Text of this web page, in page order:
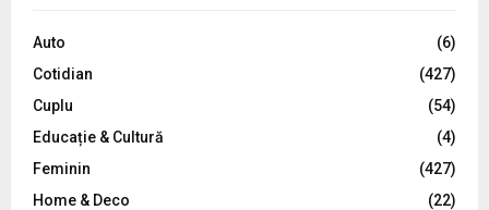
o
:
C
Auto
(6)
Cotidian
(427)
Cuplu
(54)
Educație & Cultură
(4)
Feminin
(427)
Home & Deco
(22)